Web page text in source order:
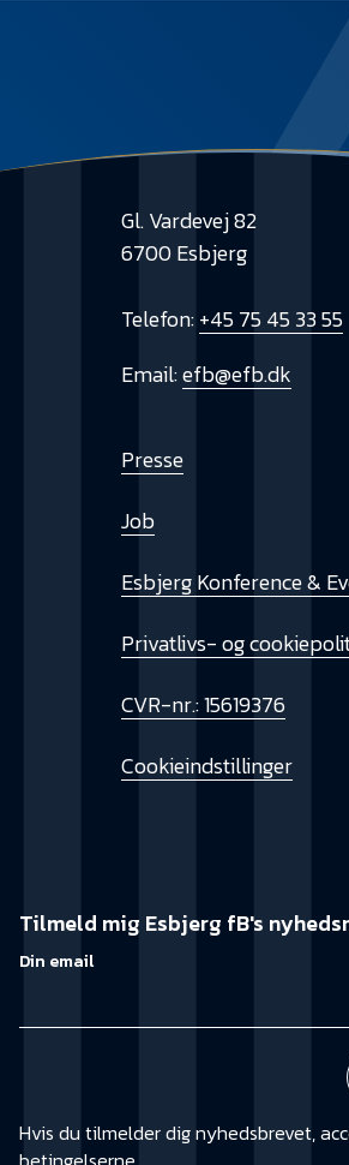
Gl. Vardevej 82
6700 Esbjerg
Telefon:+45 75 45 33 55
Email:efb@efb.dk
Presse
Job
Esbjerg Konference &
Privatlivs- og
CVR-nr.: 15619376
Cookieindstillinger
Tilmeld mig Esbjerg fB's
Din email
Hvis du tilmelder dig nyhedsbrevet,